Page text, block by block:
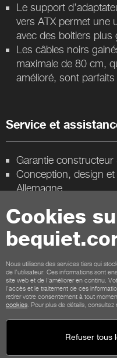
Cookies
Nous utilisons des services tiers qui
de l’utilisateur. Ces informations sont
site web et de l’améliorer en continu.
l’accès et le traitement de ces
retirer votre consentement à tout
cookies . Pour plus de détails, consultez
Refuser tous
Le support
vers ATX permet une
avec des boitiers plus
Les câbles noirs
maximale de 80 cm,
amélioré, sont
Service et
Garantie constructeur
Conception, design
Allemagne
Contact
Mentions légales
Conditions générales pour
Politique de